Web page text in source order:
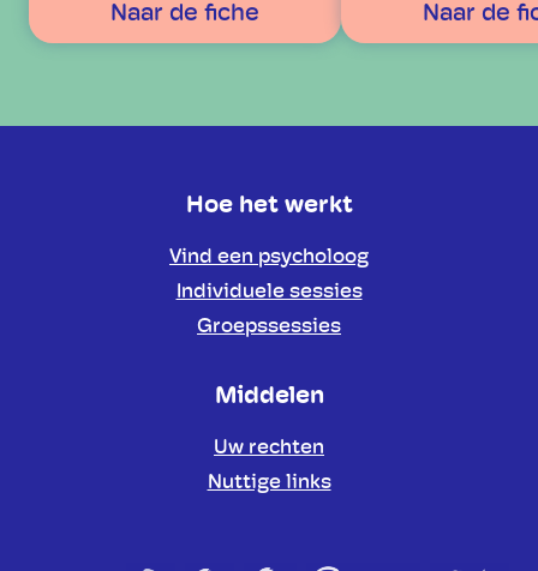
Naar de fiche Naar de
Hoe het werkt
Vind een psycholoog
Individuele sessies
Groepssessies
Middelen
Uw rechten
Nuttige links